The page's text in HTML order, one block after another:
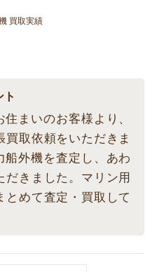
買取実績
ト
まいのお客様より、
買取依頼をいただきま
船外機を査定し、あわ
だきました。マリン用
とめて査定・買取して